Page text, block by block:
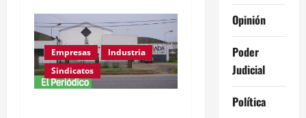
Empresas
Industria
Sindicatos
Opinión
Poder
Judicial
Política